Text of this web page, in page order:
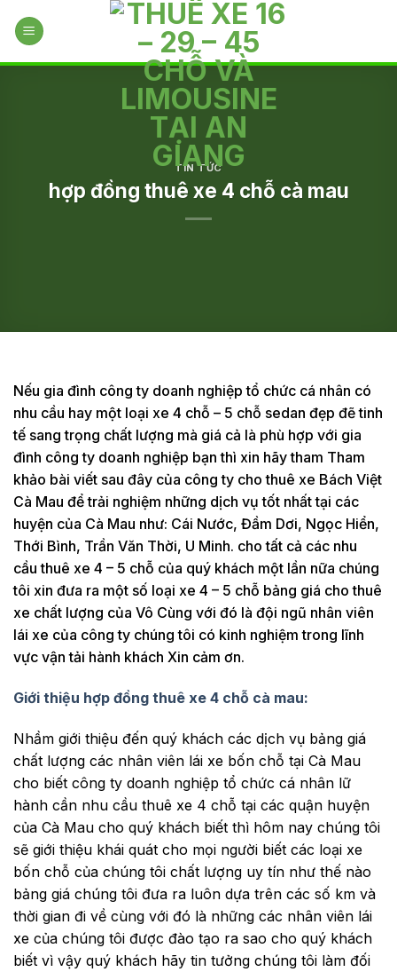
TIN TỨC
hợp đồng thuê xe 4 chỗ cà mau
Nếu gia đình công ty doanh nghiệp tổ chức cá nhân có
nhu cầu hay một loại xe 4 chỗ – 5 chỗ sedan đẹp đẽ tinh
tế sang trọng chất lượng mà giá cả là phù hợp với gia
đình công ty doanh nghiệp bạn thì xin hãy tham Tham
khảo bài viết sau đây của công ty cho thuê xe Bách Việt
Cà Mau để trải nghiệm những dịch vụ tốt nhất tại các
huyện của Cà Mau như: Cái Nước, Đầm Dơi, Ngọc Hiển,
Thới Bình, Trần Văn Thời, U Minh. cho tất cả các nhu
cầu thuê xe 4 – 5 chỗ của quý khách một lần nữa chúng
tôi xin đưa ra một số loại xe 4 – 5 chỗ bảng giá cho thuê
xe chất lượng của Vô Cùng với đó là đội ngũ nhân viên
lái xe của công ty chúng tôi có kinh nghiệm trong lĩnh
vực vận tải hành khách Xin cảm ơn.
Giới thiệu hợp đồng thuê xe 4 chỗ cà mau:
Nhầm giới thiệu đến quý khách các dịch vụ bảng giá
chất lượng các nhân viên lái xe bốn chỗ tại Cà Mau
cho biết công ty doanh nghiệp tổ chức cá nhân lữ
hành cần nhu cầu thuê xe 4 chỗ tại các quận huyện
của Cà Mau cho quý khách biết thì hôm nay chúng tôi
sẽ giới thiệu khái quát cho mọi người biết các loại xe
bốn chỗ của chúng tôi chất lượng uy tín như thế nào
bảng giá chúng tôi đưa ra luôn dựa trên các số km và
thời gian đi về cùng với đó là những các nhân viên lái
xe của chúng tôi được đào tạo ra sao cho quý khách
biết vì vậy quý khách hãy tin tưởng chúng tôi làm đối